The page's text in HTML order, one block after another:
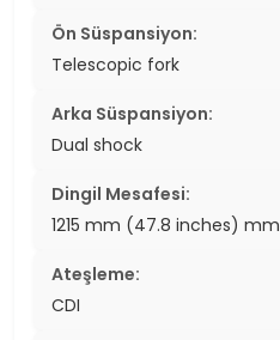
Ön Süspansiyon:
Telescopic fork
Arka Süspansiyon:
Dual shock
Dingil Mesafesi:
1215 mm (47.8 inches) mm
Ateşleme:
CDI